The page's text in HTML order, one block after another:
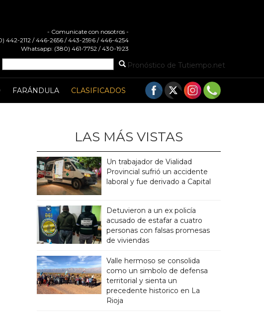
- Comunicate con nosotros -
442-2112 / 446-2656 / 443-2596 / 446-4254
Whatsapp: (380) 461-7752 / 430-1923
Pronóstico de Tutiempo.net
FARÁNDULA CLASIFICADOS
LAS MÁS VISTAS
Un trabajador de Vialidad
Provincial sufrió un accidente
laboral y fue derivado a Capital
Detuvieron a un ex policía
acusado de estafar a cuatro
personas con falsas promesas
de viviendas
Valle hermoso se consolida
como un simbolo de defensa
territorial y sienta un
precedente historico en La
Rioja